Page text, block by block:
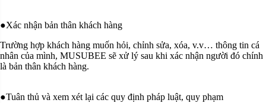
●Xác nhận bản thân khách hàng
Trường hợp khách hàng muốn hỏi, chỉnh sửa, xóa, v.v… thông tin cá
nhân của mình, MUSUBEE sẽ xử lý sau khi xác nhận người đó chính
là bản thân khách hàng.
●Tuân thủ và xem xét lại các quy định pháp luật, quy phạm